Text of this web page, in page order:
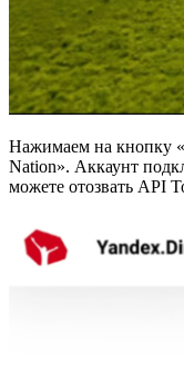
Нажимаем на кнопку
Nation». Аккаунт
можете отозвать API